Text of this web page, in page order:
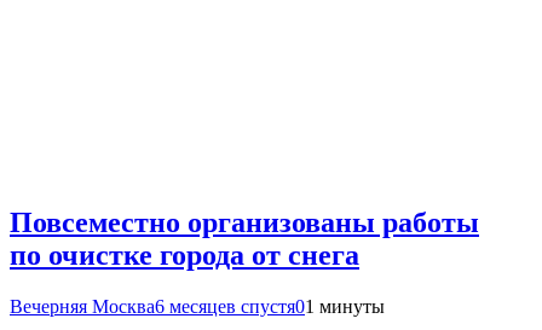
Повсеместно организованы работы
по очистке города от снега
Вечерняя Москва6 месяцев спустя01 минуты